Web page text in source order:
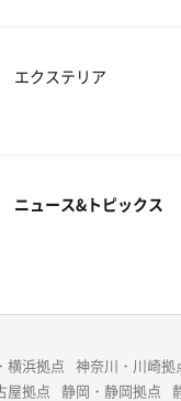
エクステリア
ニュース&トピックス
横浜拠点 神奈川・川崎拠
屋拠点 静岡・静岡拠点